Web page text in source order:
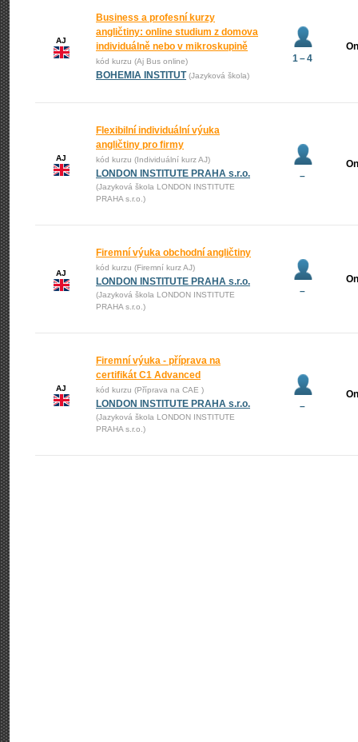
AJ
Business a profesní kurzy
angličtiny: online studium z domova
individuálně nebo v mikroskupině
kód kurzu (Aj Bus online)
BOHEMIA INSTITUT (Jazyková škola)
1 – 4
AJ
Flexibilní individuální výuka
angličtiny pro firmy
kód kurzu (Individuální kurz AJ)
LONDON INSTITUTE PRAHA s.r.o.
(Jazyková škola LONDON INSTITUTE
PRAHA s.r.o.)
–
AJ
Firemní výuka obchodní angličtiny
kód kurzu (Firemní kurz AJ)
LONDON INSTITUTE PRAHA s.r.o.
(Jazyková škola LONDON INSTITUTE
PRAHA s.r.o.)
–
AJ
Firemní výuka - příprava na
certifikát C1 Advanced
kód kurzu (Příprava na CAE )
LONDON INSTITUTE PRAHA s.r.o.
(Jazyková škola LONDON INSTITUTE
PRAHA s.r.o.)
–